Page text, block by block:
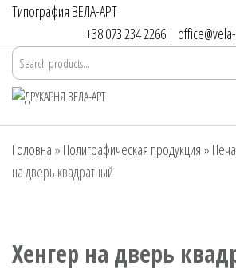
Перейти
контенту
Типография ВЕЛА-АРТ
+38 073 234 2266 |
ВЕЛА-АРТ
широкоформатний
друк. Замовлення
Головна » Полиграфическая продукция »
на дверь квадратный
Хенгер на дверь